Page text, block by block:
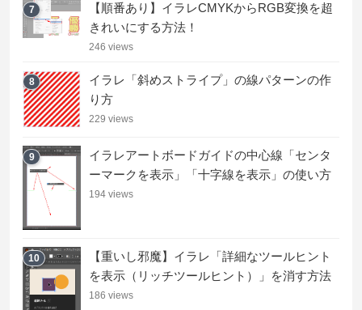
7
【順番あり】イラレCMYKからRGB変換を超
きれいにする方法！
246 views
8
イラレ「斜めストライプ」の線パターンの作
り方
229 views
9
イラレアートボードガイドの中心線「センタ
ーマークを表示」「十字線を表示」の使い方
194 views
10
【重いし邪魔】イラレ「詳細なツールヒント
を表示（リッチツールヒント）」を消す方法
186 views